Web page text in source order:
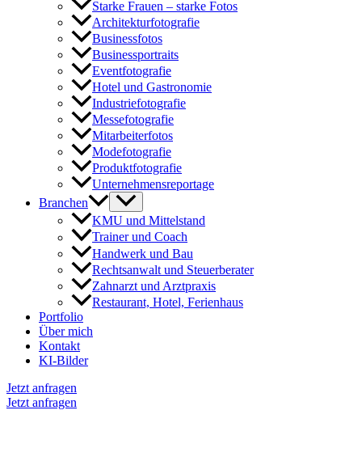
Starke Frauen – starke Fotos
Architekturfotografie
Businessfotos
Businessportraits
Eventfotografie
Hotel und Gastronomie
Industriefotografie
Messefotografie
Mitarbeiterfotos
Modefotografie
Produktfotografie
Unternehmensreportage
Branchen
KMU und Mittelstand
Trainer und Coach
Handwerk und Bau
Rechtsanwalt und Steuerberater
Zahnarzt und Arztpraxis
Restaurant, Hotel, Ferienhaus
Portfolio
Über mich
Kontakt
KI-Bilder
Jetzt anfragen
Jetzt anfragen